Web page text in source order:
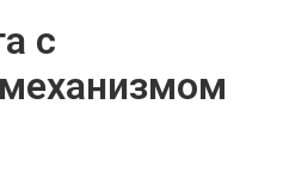
с